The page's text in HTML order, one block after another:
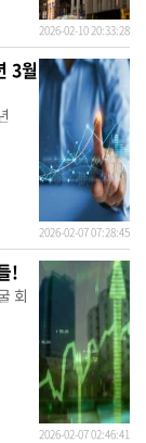
2026-02-10 20:33:28
3월
년
2026-02-07 07:28:45
!
회
2026-02-07 02:46:41